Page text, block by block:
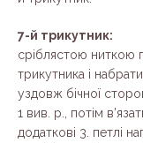
7-й трикутник:
сріблястою ниткою
трикутника і
уздовж бічної
1 вив. р., потім
додаткові 3. петлі